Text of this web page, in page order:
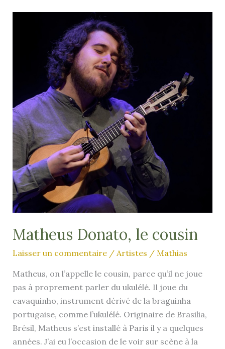
–
Matheus Donato, le cousin
Laisser un commentaire / Artistes / Mathias
Matheus, on l’appelle le cousin, parce qu’il ne joue
pas à proprement parler du ukulélé. Il joue du
cavaquinho, instrument dérivé de la braguinha
portugaise, comme l’ukulélé. Originaire de Brasilia,
Brésil, Matheus s’est installé à Paris il y a quelques
années. J’ai eu l’occasion de le voir sur scène à la